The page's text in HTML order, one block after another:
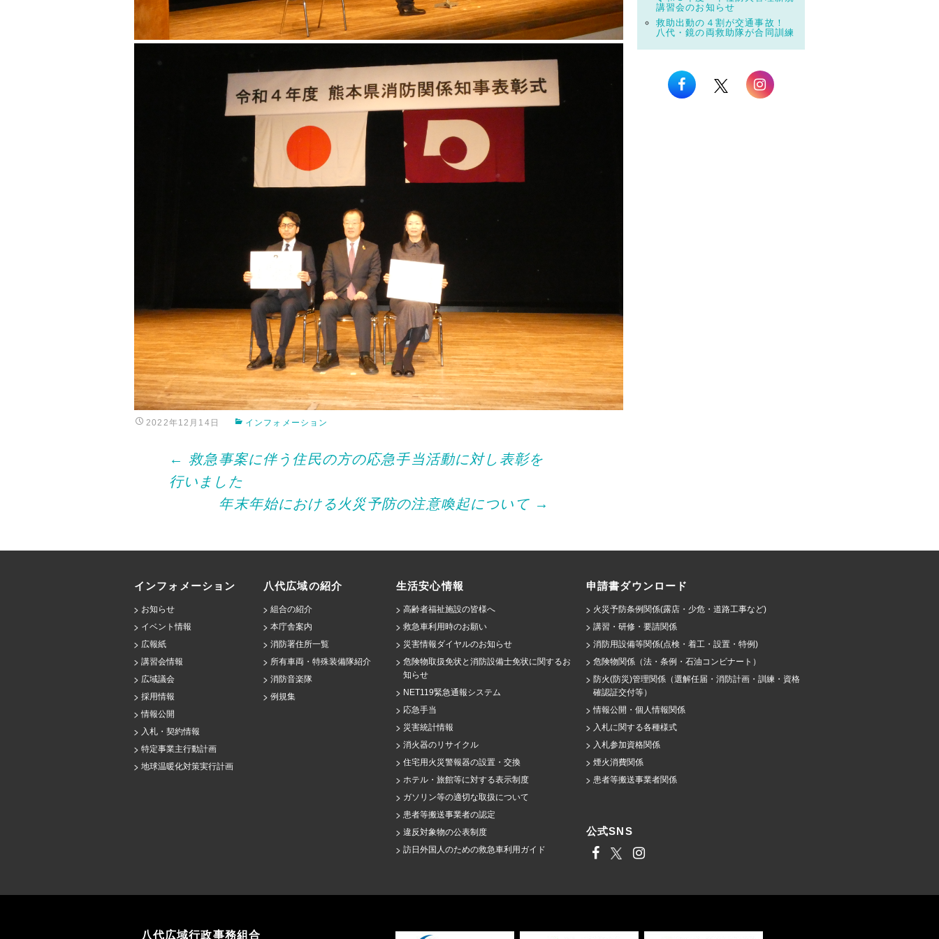
2022年12月14日 インフォメーション
← 救急事案に伴う住民の方の応急手当活動に対し表彰を
行いました
年末年始における火災予防の注意喚起について →
講習会のお知らせ
救助出動の４割が交通事故！
八代・鏡の両救助隊が合同訓練
インフォメーション
お知らせ
イベント情報
広報紙
講習会情報
広域議会
採用情報
情報公開
入札・契約情報
特定事業主行動計画
地球温暖化対策実行計画
八代広域の紹介
組合の紹介
本庁舎案内
消防署住所一覧
所有車両・特殊装備隊紹介
消防音楽隊
例規集
生活安心情報
高齢者福祉施設の皆様へ
救急車利用時のお願い
災害情報ダイヤルのお知らせ
危険物取扱免状と消防設備士免状に関するお
知らせ
NET119緊急通報システム
応急手当
災害統計情報
消火器のリサイクル
住宅用火災警報器の設置・交換
ホテル・旅館等に対する表示制度
ガソリン等の適切な取扱について
患者等搬送事業者の認定
違反対象物の公表制度
訪日外国人のための救急車利用ガイド
申請書ダウンロード
火災予防条例関係(露店・少危・道路工事など)
講習・研修・要請関係
消防用設備等関係(点検・着工・設置・特例)
危険物関係（法・条例・石油コンビナート）
防火(防災)管理関係（選解任届・消防計画・訓練・資格
確認証交付等）
情報公開・個人情報関係
入札に関する各種様式
入札参加資格関係
煙火消費関係
患者等搬送事業者関係
公式SNS
八代広域行政事務組合